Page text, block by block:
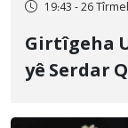
19:43 - 26
Girtîgeha
yê Serdar